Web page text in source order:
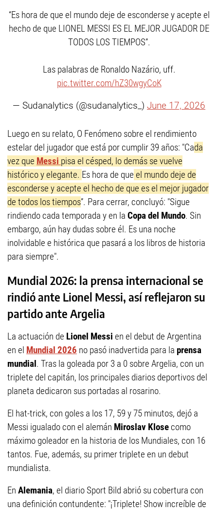
“Es hora de que el mundo deje de esconderse y acepte el
hecho de que LIONEL MESSI ES EL MEJOR JUGADOR DE
TODOS LOS TIEMPOS”.
Las palabras de Ronaldo Nazário, uff.
pic.twitter.com/hZ30wgyCoK
— Sudanalytics (@sudanalytics_) June 17, 2026
Luego en su relato, O Fenómeno sobre el rendimiento
estelar del jugador que está por cumplir 39 años: "Cada
vez que Messi pisa el césped, lo demás se vuelve
histórico y elegante. Es hora de que el mundo deje de
esconderse y acepte el hecho de que es el mejor jugador
de todos los tiempos”. Para cerrar, concluyó: "Sigue
rindiendo cada temporada y en la Copa del Mundo. Sin
embargo, aún hay dudas sobre él. Es una noche
inolvidable e histórica que pasará a los libros de historia
para siempre".
Mundial 2026: la prensa internacional se
rindió ante Lionel Messi, así reflejaron su
partido ante Argelia
La actuación de Lionel Messi en el debut de Argentina
en el Mundial 2026 no pasó inadvertida para la prensa
mundial. Tras la goleada por 3 a 0 sobre Argelia, con un
triplete del capitán, los principales diarios deportivos del
planeta dedicaron sus portadas al rosarino.
El hat-trick, con goles a los 17, 59 y 75 minutos, dejó a
Messi igualado con el alemán Miroslav Klose como
máximo goleador en la historia de los Mundiales, con 16
tantos. Fue, además, su primer triplete en un debut
mundialista.
En Alemania, el diario Sport Bild abrió su cobertura con
una definición contundente: "¡Triplete! Show increíble de